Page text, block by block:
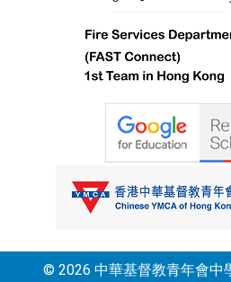
© 2026 中華基督教青年會中